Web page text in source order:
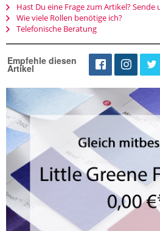
Hast Du eine Frage zum Artikel? Sende
Wie viele Rollen benötige ich?
Telefonische Beratung
Empfehle diesen
Artikel